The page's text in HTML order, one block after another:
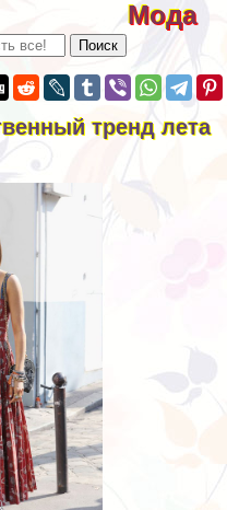
Мода
тренд лета